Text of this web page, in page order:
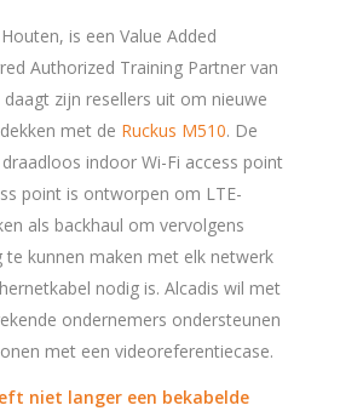
is een Value Added
Authorized Training Partner van
zijn resellers uit om nieuwe
met de Ruckus M510. De
indoor Wi-Fi access point
point is ontworpen om LTE-
als backhaul om vervolgens
te kunnen maken met elk netwerk
nodig is. Alcadis wil met
ondernemers ondersteunen
met een videoreferentiecase.
niet langer een bekabelde